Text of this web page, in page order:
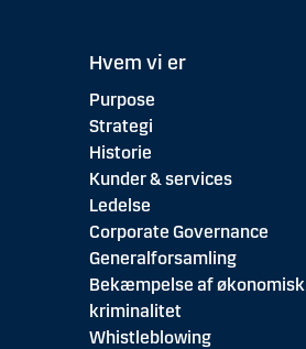
Hvem vi er
Purpose
Strategi
Historie
Kunder & services
Ledelse
Corporate Governance
Generalforsamling
Bekæmpelse af økonomisk
kriminalitet
Whistleblowing